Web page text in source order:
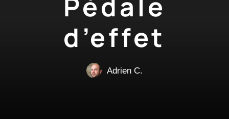
d’effet
Adrien C.